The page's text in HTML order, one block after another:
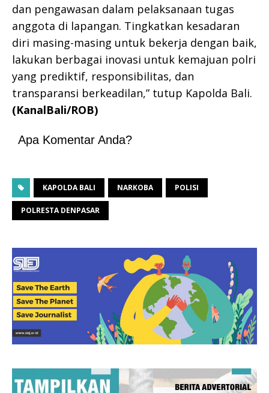
dan pengawasan dalam pelaksanaan tugas
anggota di lapangan. Tingkatkan kesadaran
diri masing-masing untuk bekerja dengan baik,
lakukan berbagai inovasi untuk kemajuan polri
yang prediktif, responsibilitas, dan
transparansi berkeadilan,” tutup Kapolda Bali.
(KanalBali/ROB)
Apa Komentar Anda?
KAPOLDA BALI NARKOBA POLISI
POLRESTA DENPASAR